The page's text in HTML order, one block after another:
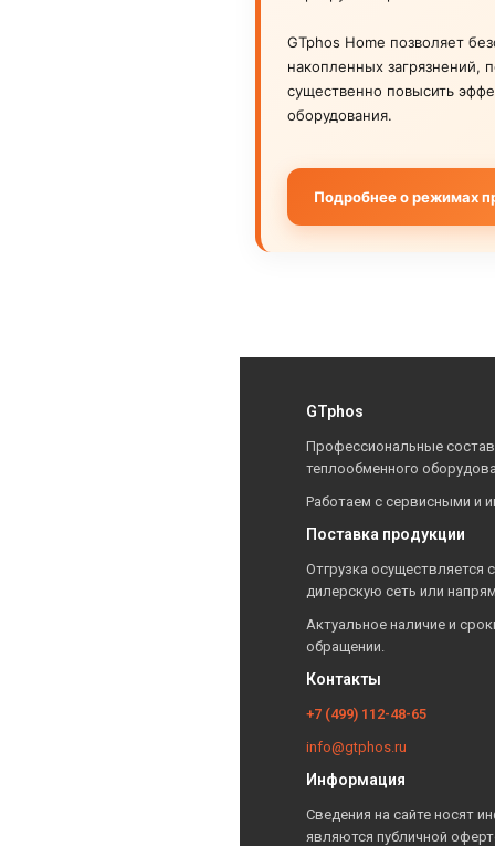
GTphos Home позволяет
накопленных загрязнений,
существенно повысить
оборудования.
Подробнее о режимах
GTphos
Профессиональные
теплообменного
Работаем с сервисными и
Поставка продукции
Отгрузка осуществляется
дилерскую сеть или
Актуальное наличие и
обращении.
Контакты
+7 (499) 112-48-65
info@gtphos.ru
Информация
Сведения на сайте носят
являются публичной